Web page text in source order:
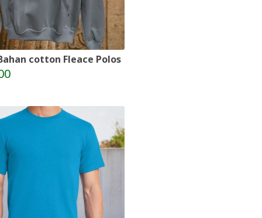
cotton Fleace Polos